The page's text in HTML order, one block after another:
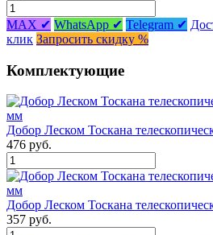
MAX ✔ WhatsApp ✔ Telegram ✔
клик Запросить скидку %
Комплектующие
Добор Леском Тоскана
476 руб.
Добор Леском Тоскана
357 руб.